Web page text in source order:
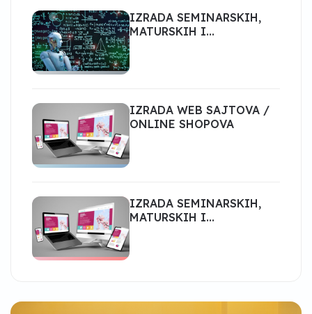
IZRADA SEMINARSKIH,
MATURSKIH I
IZRADA WEB SAJTOVA /
ONLINE SHOPOVA
IZRADA SEMINARSKIH,
MATURSKIH I